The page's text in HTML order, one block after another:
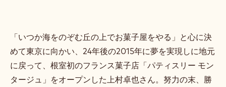
「いつか海をのぞむ丘の上でお菓子屋をやる」と心に決
めて東京に向かい、24年後の2015年に夢を実現しに地元
に戻って、根室初のフランス菓子店「パティスリー モン
タージュ」をオープンした上村卓也さん。努力の末、勝